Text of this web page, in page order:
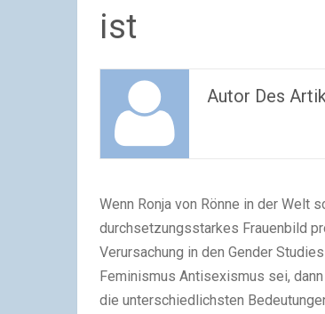
ist
Autor Des
Wenn Ronja von Rönne in der Welt
durchsetzungsstarkes Frauenbild
Verursachung in den Gender
Feminismus Antisexismus sei,
die unterschiedlichsten